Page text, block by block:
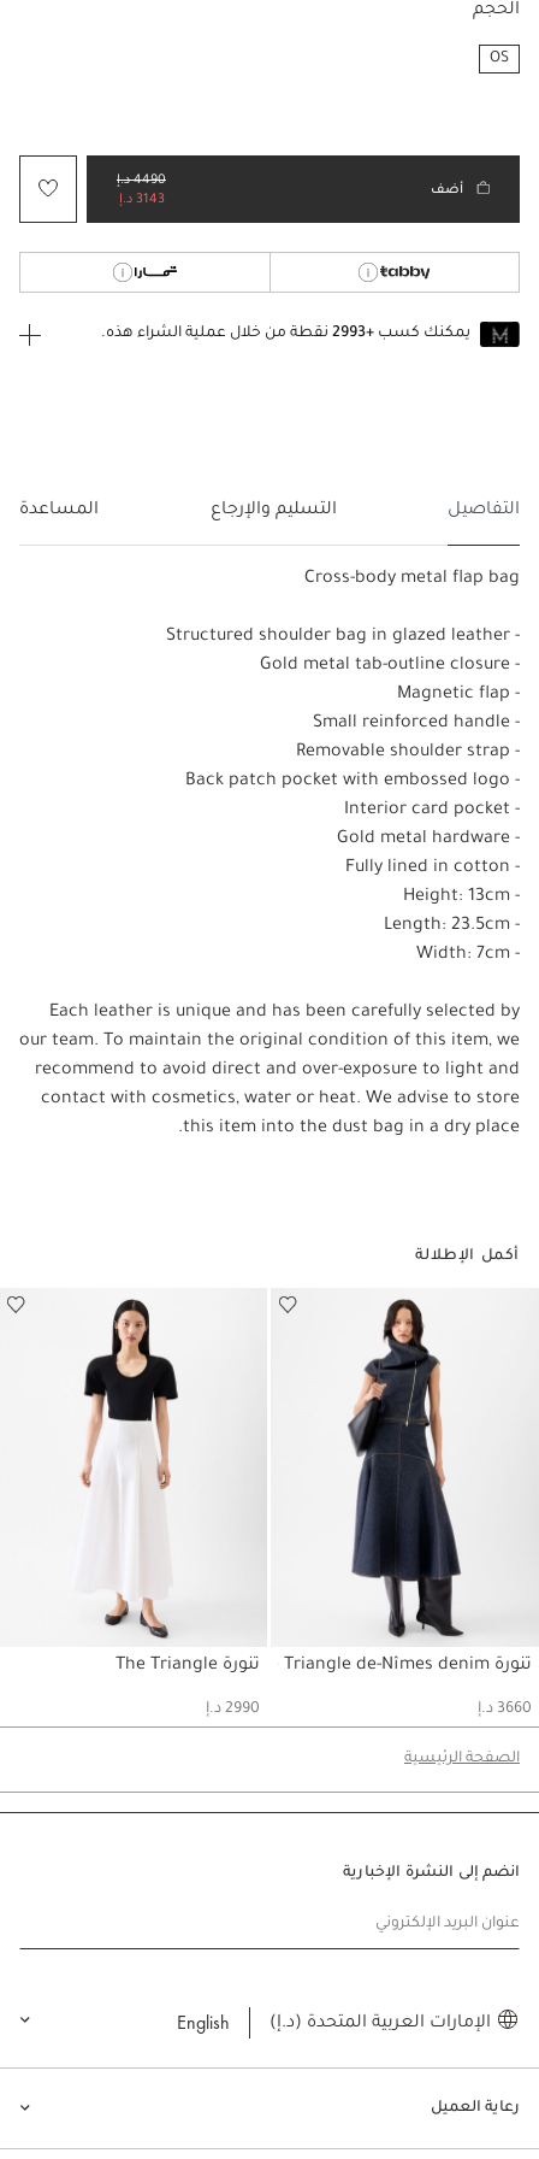
الحجم
OS
أضف
4490 د.إ
3143 د.إ
يمكنك كسب +2993
نقطة من خلال عملية الشراء هذه.
التفاصيل التسليم والإرجاع المساعدة
Cross-body metal flap bag
- Structured shoulder bag in glazed leather
- Gold metal tab-outline closure
- Magnetic flap
- Small reinforced handle
- Removable shoulder strap
- Back patch pocket with embossed logo
- Interior card pocket
- Gold metal hardware
- Fully lined in cotton
- Height: 13cm
- Length: 23.5cm
- Width: 7cm
Each leather is unique and has been carefully selected by
our team. To maintain the original condition of this item, we
recommend to avoid direct and over-exposure to light and
contact with cosmetics, water or heat. We advise to store
this item into the dust bag in a dry place.
أكمل الإطلالة
تنورة The Triangle de-Nîmes denim
حسابي
3660 د.إ
تنورة The Triangle
حسابي
2990 د.إ
الصفحة الرئيسية
رعاية العميل
انضم إلى النشرة الإخبارية
عنوان البريد الإلكتروني
الإمارات العربية المتحدة (د.إ) English